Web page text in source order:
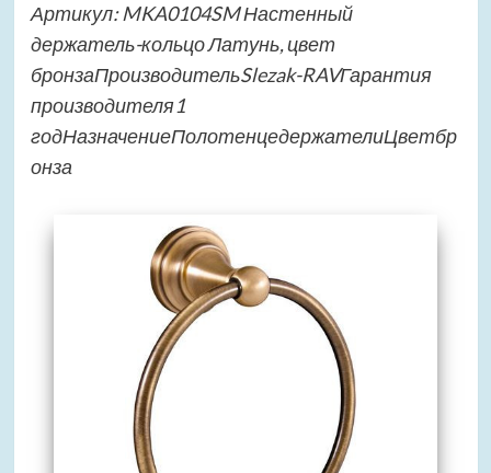
Артикул: MKA0104SM Настенный
держатель-кольцо Латунь, цвет
бронзаПроизводительSlezak-RAVГарантия
производителя1
годНазначениеПолотенцедержателиЦветбр
онза